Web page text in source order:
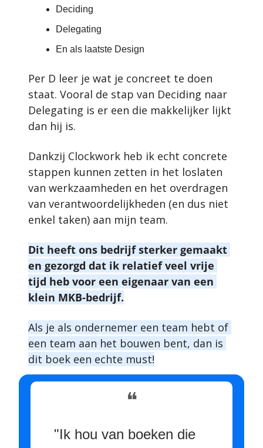
Deciding
Delegating
En als laatste Design
Per D leer je wat je concreet te doen
staat. Vooral de stap van Deciding naar
Delegating is er een die makkelijker lijkt
dan hij is.
Dankzij Clockwork heb ik echt concrete
stappen kunnen zetten in het loslaten
van werkzaamheden en het overdragen
van verantwoordelijkheden (en dus niet
enkel taken) aan mijn team.
Dit heeft ons bedrijf sterker gemaakt
en gezorgd dat ik relatief veel vrije
tijd heb voor een eigenaar van een
klein MKB-bedrijf.
Als je als ondernemer een team hebt of
een team aan het bouwen bent, dan is
dit boek een echte must!
❝
"Ik hou van boeken die